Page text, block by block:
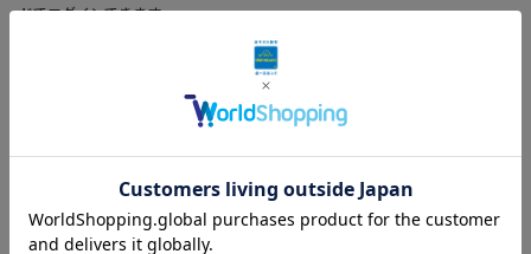
ドでログインできます。